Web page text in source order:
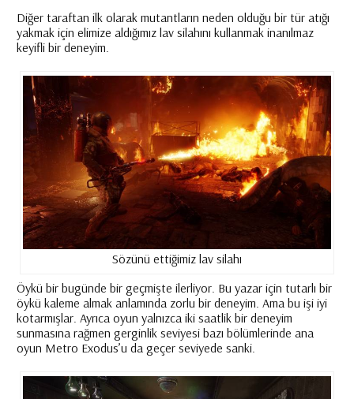
Diğer taraftan ilk olarak mutantların neden olduğu bir tür atığı
yakmak için elimize aldığımız lav silahını kullanmak inanılmaz
keyifli bir deneyim.
Sözünü ettiğimiz lav silahı
Öykü bir bugünde bir geçmişte ilerliyor. Bu yazar için tutarlı bir
öykü kaleme almak anlamında zorlu bir deneyim. Ama bu işi iyi
kotarmışlar. Ayrıca oyun yalnızca iki saatlik bir deneyim
sunmasına rağmen gerginlik seviyesi bazı bölümlerinde ana
oyun Metro Exodus’u da geçer seviyede sanki.